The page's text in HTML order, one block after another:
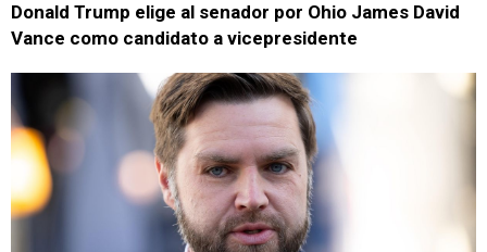
Donald Trump elige al senador por Ohio James David
Vance como candidato a vicepresidente